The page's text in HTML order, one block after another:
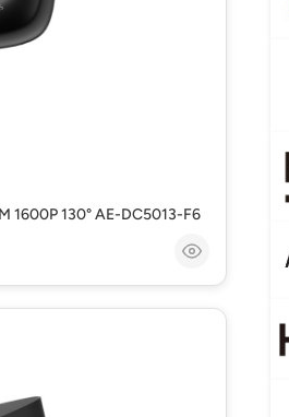
1600P 130° AE-DC5013-F6